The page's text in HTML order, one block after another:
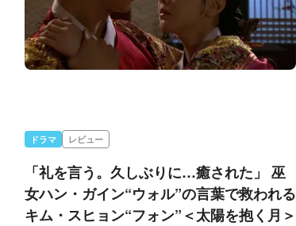
ドラマ レビュー
「礼を言う。久しぶりに…癒された」 巫
女ハン・ガイン“ウォル”の言葉で救われる
キム・スヒョン“フォン”＜太陽を抱く月＞